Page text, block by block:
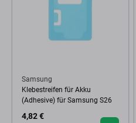
Samsung
Klebestreifen für Akku
(Adhesive) für Samsung S26
4,82 €